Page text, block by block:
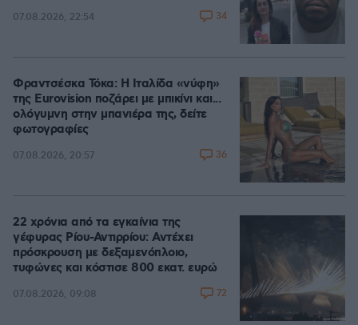
07.08.2026, 22:54 34
Φραντσέσκα Τόκα: Η Ιταλίδα «νύφη»
της Eurovision ποζάρει με μπικίνι και...
ολόγυμνη στην μπανιέρα της, δείτε
φωτογραφίες
07.08.2026, 20:57 36
22 χρόνια από τα εγκαίνια της
γέφυρας Ρίου-Αντιρρίου: Αντέχει
πρόσκρουση με δεξαμενόπλοιο,
τυφώνες και κόστισε 800 εκατ. ευρώ
07.08.2026, 09:08 72